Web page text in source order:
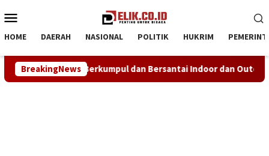
ke
Mobile
HOME DAERAH NASIONAL POLITIK HUKRIM
BreakingNews
dan Bersantai Indoor dan Outdoor NHRI–KADIN